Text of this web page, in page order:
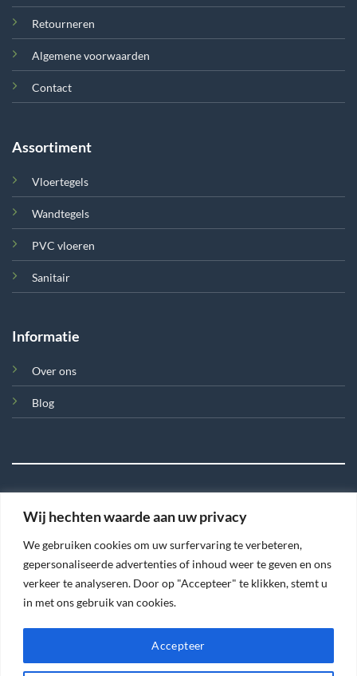
Wij hechten waarde aan uw privacy
We gebruiken cookies om uw surfervaring te verbeteren,
gepersonaliseerde advertenties of inhoud weer te geven en ons
verkeer te analyseren. Door op "Accepteer" te klikken, stemt u
in met ons gebruik van cookies.
Accepteer
Retourneren
Algemene voorwaarden
Contact
Assortiment
Vloertegels
Wandtegels
PVC vloeren
Sanitair
Informatie
Over ons
Blog
2026 Tegel en Meer
TERMS PRIVACY